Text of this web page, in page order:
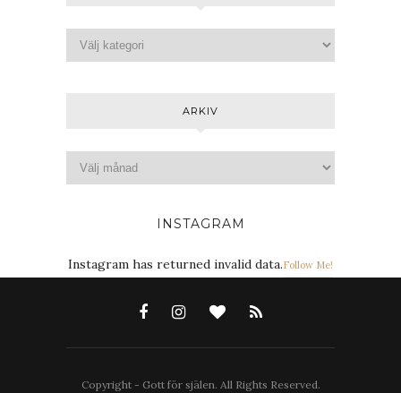
ARKIV
INSTAGRAM
Instagram has returned invalid data.Follow Me!
Copyright - Gott för själen. All Rights Reserved.